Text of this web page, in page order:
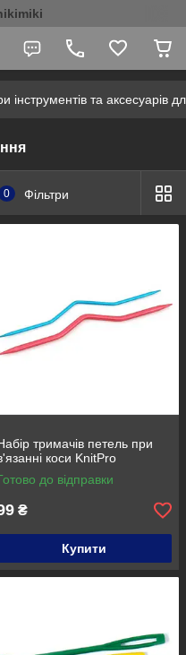
інструментів та аксесуарів
0 Фільтри
тримачів петель при
коси KnitPro
до відправки
₴
Купити